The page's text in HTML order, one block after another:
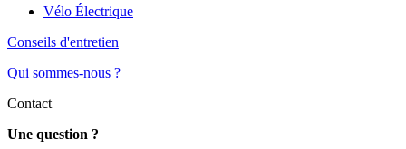
Vélo Électrique
Conseils d'entretien
Qui sommes-nous ?
Contact
Une question ?